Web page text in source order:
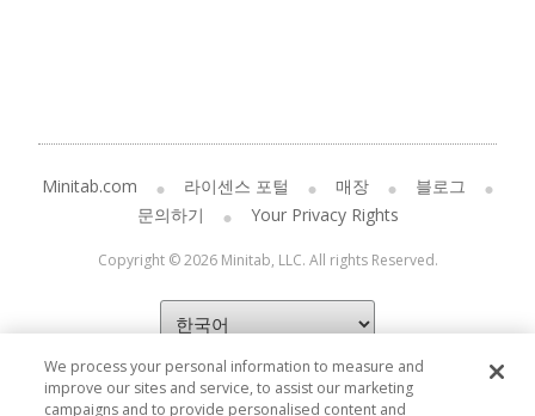
Minitab.com 라이센스 포털 매장
블로그
문의하기
Your Privacy Rights
Copyright © 2026 Minitab, LLC. All rights Reserved.
We process your personal information to measure and
improve our sites and service, to assist our marketing
campaigns and to provide personalised content and